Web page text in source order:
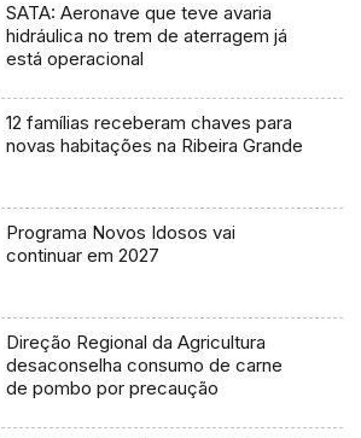
SATA: Aeronave que teve avaria
hidráulica no trem de aterragem já
está operacional
12 famílias receberam chaves para
novas habitações na Ribeira Grande
Programa Novos Idosos vai
continuar em 2027
Direção Regional da Agricultura
desaconselha consumo de carne
de pombo por precaução